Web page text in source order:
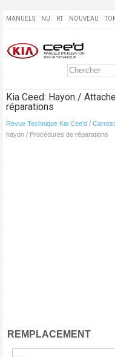
MANUELS NU RT NOUVEAU
Kia Ceed: Hayon /
réparations
Revue Technique Kia Cee'd /
hayon / Procédures de réparations
REMPLACEMENT